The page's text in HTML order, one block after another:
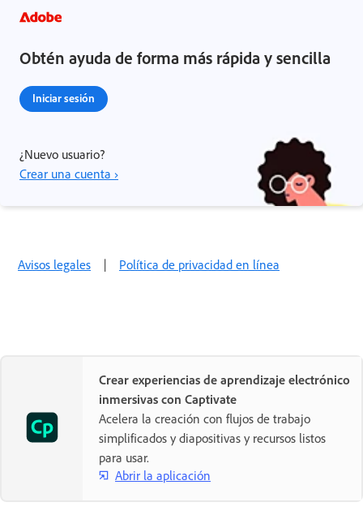
Obtén ayuda de forma más rápida y sencilla
Iniciar sesión
¿Nuevo usuario?
Crear una cuenta ›
Avisos legales | Política de privacidad en línea
Crear experiencias de aprendizaje electrónico
inmersivas con Captivate
Acelera la creación con flujos de trabajo
simplificados y diapositivas y recursos listos
para usar.
Abrir la aplicación